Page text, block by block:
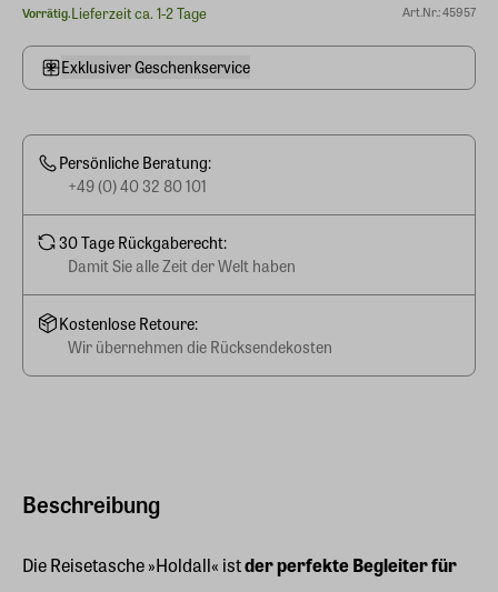
Beschreibung
Die Reisetasche »Holdall« istder perfekte Begleiter für
Vorrätig.Lieferzeit ca. 1-2 Tage Art.Nr.: 45957
Exklusiver Geschenkservice
Persönliche Beratung:
+49 (0) 40 32 80 101
30 Tage Rückgaberecht:
Damit Sie alle Zeit der Welt haben
Kostenlose Retoure:
Wir übernehmen die Rücksendekosten